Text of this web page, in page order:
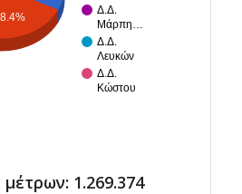
Δ.Δ.
Μάρπη…
Δ.Δ.
Λευκών
Δ.Δ.
Κώστου
1.269.374